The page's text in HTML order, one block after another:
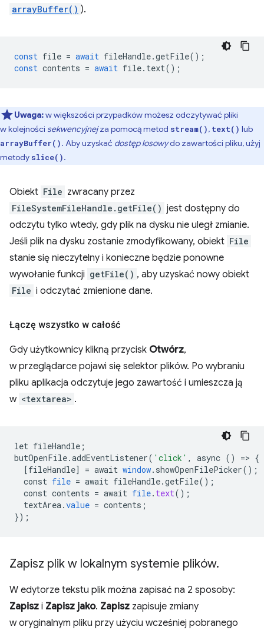
arrayBuffer() ).
const file = await fileHandle.getFile();
const contents = await file. text();
Uwaga:w większości przypadków możesz odczytywać pliki
w kolejności sekwencyjnejza pomocą metod stream(), text() lub
arrayBuffer(). Aby uzyskać dostęp losowydo zawartości pliku, użyj
metody slice().
Obiekt File zwracany przez
FileSystemFileHandle.getFile() jest dostępny do
odczytu tylko wtedy, gdy plik na dysku nie uległ zmianie.
Jeśli plik na dysku zostanie zmodyfikowany, obiekt File
stanie się nieczytelny i konieczne będzie ponowne
wywołanie funkcji getFile() , aby uzyskać nowy obiekt
File i odczytać zmienione dane.
Łączę wszystko w całość
Gdy użytkownicy klikną przycisk Otwórz,
w przeglądarce pojawi się selektor plików. Po wybraniu
pliku aplikacja odczytuje jego zawartość i umieszcza ją
w <textarea> .
let fileHandle ;
butOpenFile.addEventListener( 'click' , async () => {
[fileHandle] = await window. showOpenFilePicker();
const file = await fileHandle.getFile();
const contents = await file. text();
textArea.value = contents ;
});
Zapisz plik w lokalnym systemie plików.
W edytorze tekstu plik można zapisać na 2 sposoby:
Zapisz i Zapisz jako. Zapisz zapisuje zmiany
w oryginalnym pliku przy użyciu wcześniej pobranego